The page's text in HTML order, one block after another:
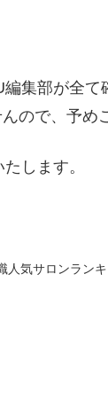
集部が全て
ので、予め
します。
人気サロンラン